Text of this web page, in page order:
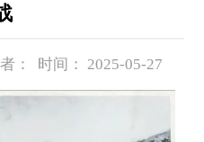
： 时间： 2025-05-27